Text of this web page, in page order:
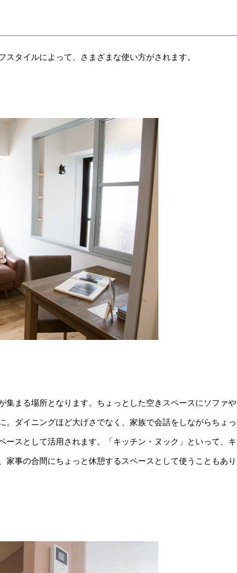
タイルによって、さまざまな使い方がされます。
集まる場所となります。ちょっとした空きスペースにソファや
。ダイニングほど大げさでなく、家族で会話をしながらちょっ
ースとして活用されます。「キッチン・ヌック」といって、キ
家事の合間にちょっと休憩するスペースとして使うこともあり